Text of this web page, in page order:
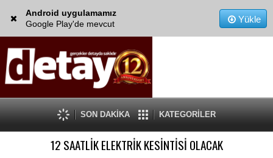
Android uygulamamız
Google Play'de mevcut
Yükle
SON DAKİKA KATEGORİLER
12 SAATLİK ELEKTRİK KESİNTİSİ OLACAK